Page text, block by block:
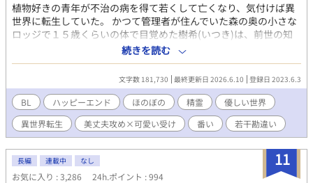
植物好きの青年が不治の病を得て若くして亡くなり、気付けば異
世界に転生していた。 かつて管理者が住んでいた森の奥の小さな
ロッジで１５歳くらいの体で目覚めた樹希(いつき)は、前世の知
識と森の精霊達の協力で森の木々や花の世話をしながら一人暮ら
しを満喫していくのだが･･･。 ※主人公総受けではありません。
精霊達は単なる家族・友人・保護者的な位置づけです。お互いが
そういう認識です。 基本的にほのぼのした話になると思います。
息抜きです。不定期更新。 ※タグには入れてませんが、女性もい
ます。 魔法や魔法薬で同性同士でも子供が出来るというふんわり
設定。 ※10万字いっても終わらないので、一応、長編に切り替え
ます。 お付き合い下さいませ。 ※だいぶ時間が空きましたが、無
事に【完結】しました。読んでくださってありがとうございま
す。
続きを読む
文字数 181,730 最終更新日 2026.6.10 登録日 2023.6.3
BL ハッピーエンド ほのぼの 精霊
優しい世界
異世界転生
美丈夫攻め×可愛い受け 番い 若干勘違い
11
長編 連載中 なし
お気に入り : 3,286 24h.ポイント : 994